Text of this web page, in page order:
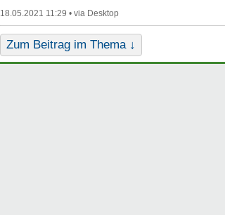
18.05.2021 11:29 •
Zum Beitrag im Thema ↓